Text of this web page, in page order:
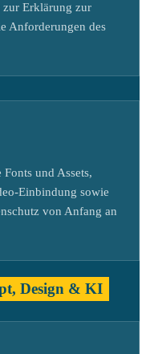
zur Erklärung zur
Anforderungen des
und Assets,
Einbindung sowie
von Anfang an
Design & KI